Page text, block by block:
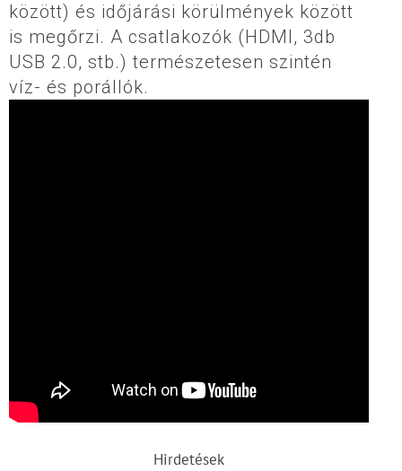
között) és időjárási körülmények között
is megőrzi. A csatlakozók (HDMI, 3db
USB 2.0, stb.) természetesen szintén
víz- és porállók.
Hirdetések